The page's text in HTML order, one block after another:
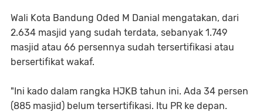
Wali Kota Bandung Oded M Danial mengatakan, dari
2.634 masjid yang sudah terdata, sebanyak 1.749
masjid atau 66 persennya sudah tersertifikasi atau
bersertifikat wakaf.
"Ini kado dalam rangka HJKB tahun ini. Ada 34 persen
(885 masjid) belum tersertifikasi. Itu PR ke depan.